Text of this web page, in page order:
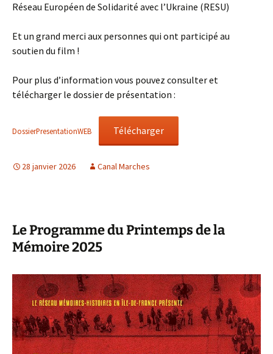
Réseau Européen de Solidarité avec l’Ukraine (RESU)
Et un grand merci aux personnes qui ont participé au
soutien du film !
Pour plus d’information vous pouvez consulter et
télécharger le dossier de présentation :
DossierPresentationWEB Télécharger
28 janvier 2026 Canal Marches
Le Programme du Printemps de la
Mémoire 2025